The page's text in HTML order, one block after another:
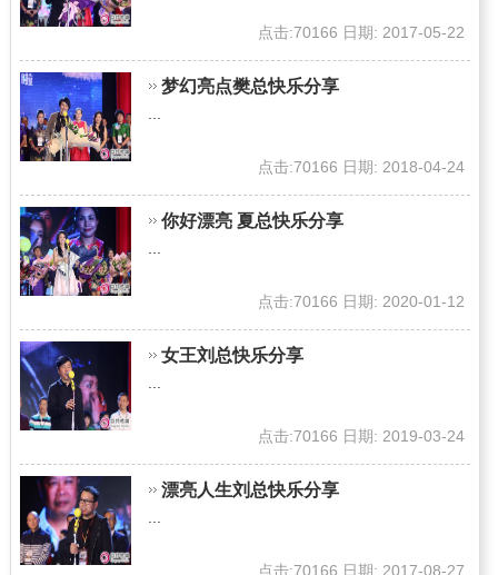
点击:70166 日期: 2017-05-22
梦幻亮点樊总快乐分享
...
点击:70166 日期: 2018-04-24
你好漂亮 夏总快乐分享
...
点击:70166 日期: 2020-01-12
女王刘总快乐分享
...
点击:70166 日期: 2019-03-24
漂亮人生刘总快乐分享
...
点击:70166 日期: 2017-08-27